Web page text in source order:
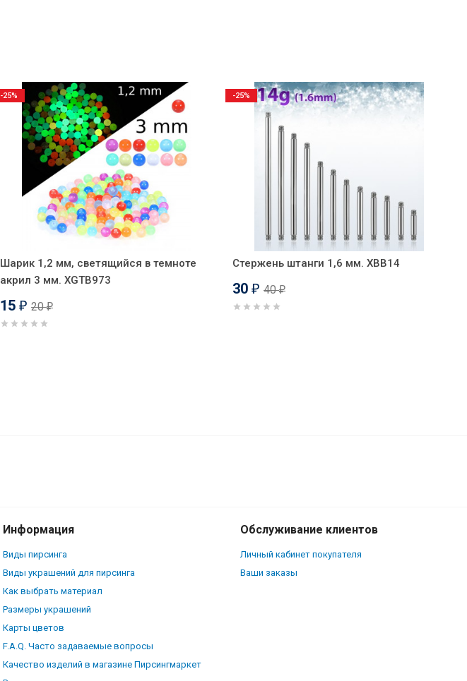
Шарик 1,2 мм, светящийся в темноте
акрил 3 мм. XGTB973
15 ₽ 20₽
-25%
Стержень штанги 1,6 мм. XBB14
30 ₽ 40₽
-25%
Информация
Виды пирсинга
Виды украшений для пирсинга
Как выбрать материал
Размеры украшений
Карты цветов
F.A.Q. Часто задаваемые вопросы
Качество изделий в магазине Пирсингмаркет
Обслуживание клиентов
Личный кабинет покупателя
Ваши заказы